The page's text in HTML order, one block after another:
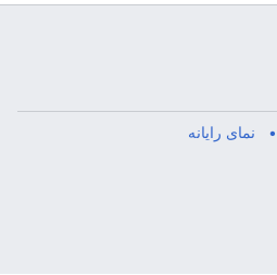
نمای رایانه